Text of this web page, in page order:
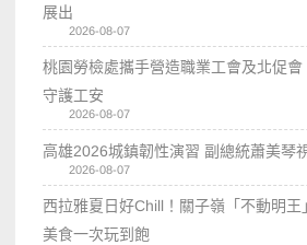
展出
2026-08-07
桃園勞檢處攜手營造職業工會及北促
守護工安
2026-08-07
高雄2026城鎮韌性演習 副總統蕭美琴
2026-08-07
西拉雅夏日好Chill！關子嶺「不動明
美食一次玩到飽